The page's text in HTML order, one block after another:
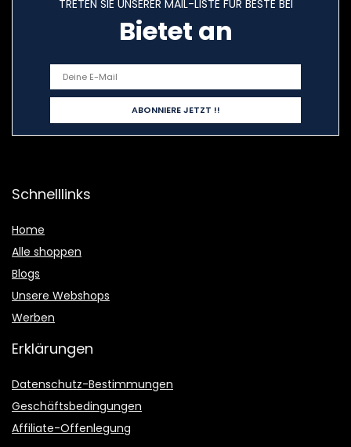
TRETEN SIE UNSERER MAIL-LISTE FÜR BESTE BEI
Bietet an
Schnelllinks
Home
Alle shoppen
Blogs
Unsere Webshops
Werben
Erklärungen
Datenschutz-Bestimmungen
Geschäftsbedingungen
Affiliate-Offenlegung